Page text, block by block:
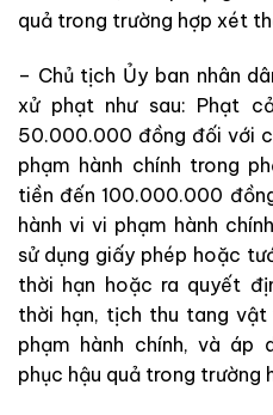
quả trong trường hợp xét
– Chủ tịch Ủy ban nhân
xử phạt như sau: Phạt
50.000.000 đồng đối với
phạm hành chính trong
tiền đến 100.000.000
hành vi vi phạm hành
sử dụng giấy phép hoặc
thời hạn hoặc ra quyết
thời hạn, tịch thu tang
phạm hành chính, và áp
phục hậu quả trong